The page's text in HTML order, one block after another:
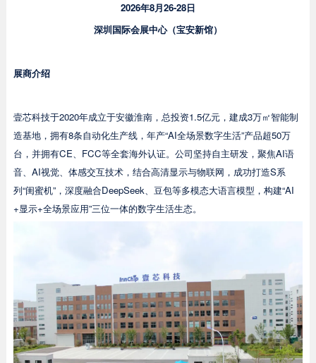
2026年8月26-28日
深圳国际会展中心（宝安新馆）
展商介绍
壹芯科技于2020年成立于安徽淮南，总投资1.5亿元，建成3万㎡智能制
造基地，拥有8条自动化生产线，年产“AI全场景数字生活”产品超50万
台，并拥有CE、FCC等全套海外认证。公司坚持自主研发，聚焦AI语
音、AI视觉、体感交互技术，结合高清显示与物联网，成功打造S系
列“闺蜜机”，深度融合DeepSeek、豆包等多模态大语言模型，构建“AI
+显示+全场景应用”三位一体的数字生活生态。